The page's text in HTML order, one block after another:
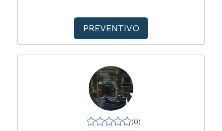
PREVENTIVO
(0)